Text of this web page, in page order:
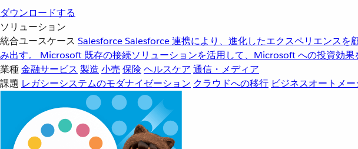
ダウンロードする
ソリューション
統合ユースケース SalesforceSalesforce 連携により、進化したエクスペリエンスを
み出す。
Microsoft 既存の接続ソリューションを活用して、Microsoft への投資効果
業種金融サービス 製造 小売 保険 ヘルスケア 通信・メディア
課題 レガシーシステムのモダナイゼーション クラウドへの移行 ビジネスオートメ